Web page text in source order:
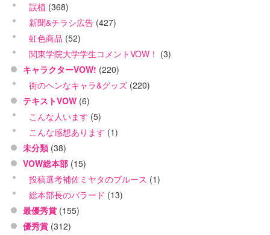
誤植 (368)
新聞&チラシ広告 (427)
虹色商品 (52)
関東学院大学学生コメントVOW！ (3)
キャラクターVOW! (220)
街のヘンなキャラ&グッズ (220)
テキストVOW (6)
こんな人います (5)
こんな感想あります (1)
未分類 (38)
VOW総本部 (15)
投稿選考補佐ミヤタのブルース (1)
総本部長のバラード (13)
最優秀賞 (155)
優秀賞 (312)